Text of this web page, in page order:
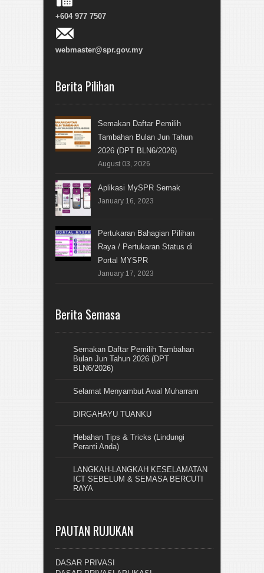
+604 977 7507
webmaster@spr.gov.my
Berita Pilihan
Semakan Daftar Pemilih
Tambahan Bulan Jun Tahun
2026 (DPT BLN6/2026)
August 03, 2026
Aplikasi MySPR Semak
January 16, 2023
Pertukaran Bahagian Pilihan
Raya / Pertukaran Status di
Portal MYSPR
January 17, 2023
Berita Semasa
Semakan Daftar Pemilih Tambahan
Bulan Jun Tahun 2026 (DPT
BLN6/2026)
Selamat Menyambut Awal Muharram
DIRGAHAYU TUANKU
Hebahan Tips & Tricks (Lindungi
Peranti Anda)
LANGKAH-LANGKAH KESELAMATAN
ICT SEBELUM & SEMASA BERCUTI
RAYA
PAUTAN RUJUKAN
DASAR PRIVASI